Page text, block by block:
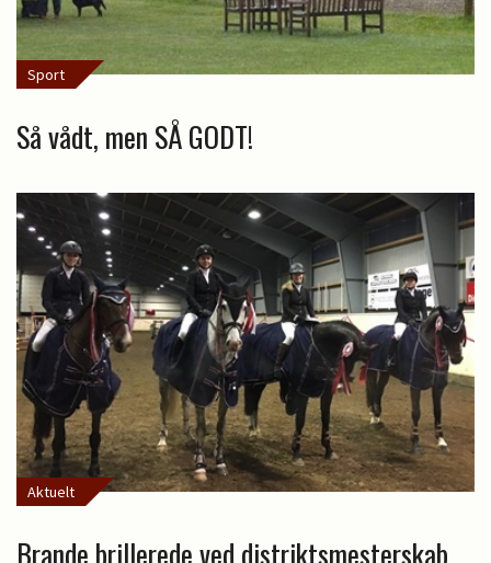
Sport
Så vådt, men SÅ GODT!
Aktuelt
Brande brillerede ved distriktsmesterskab